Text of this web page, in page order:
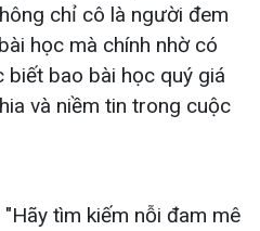
chỉ cô là người đem
học mà chính nhờ có
bao bài học quý giá
và niềm tin trong cuộc
tìm kiếm nỗi đam mê